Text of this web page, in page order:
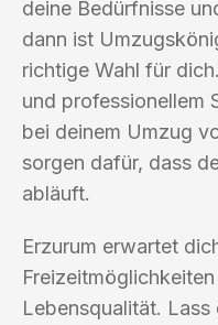
deine Bedürfnisse
dann ist
richtige Wahl für
und professionellem
bei deinem Umzug
sorgen dafür, dass
abläuft.
Erzurum erwartet
Lebensqualität.